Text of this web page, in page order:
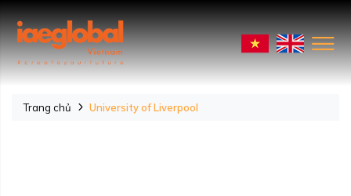
Trang chủ University of Liverpool